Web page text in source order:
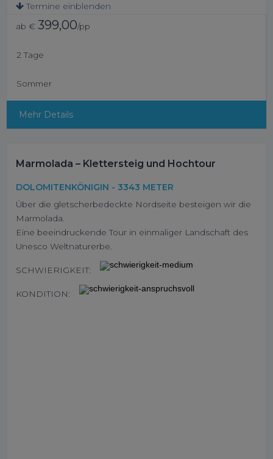
Termine einblenden
ab € 399,00/pp
2 Tage
Sommer
Mehr Details
Marmolada – Klettersteig und Hochtour
DOLOMITENKÖNIGIN - 3343 METER
Über die gletscherbedeckte Nordseite besteigen wir die
Marmolada.
Eine beeindruckende Tour in einmaliger Landschaft des
Unesco Weltnaturerbe.
SCHWIERIGKEIT:
KONDITION: